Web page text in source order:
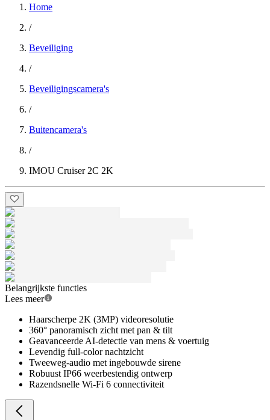
Home
/
Beveiliging
/
Beveiligingscamera's
/
Buitencamera's
/
IMOU Cruiser 2C 2K
Belangrijkste functies
Lees meer
Haarscherpe 2K (3MP) videoresolutie
360° panoramisch zicht met pan & tilt
Geavanceerde AI-detectie van mens & voertuig
Levendig full-color nachtzicht
Tweeweg-audio met ingebouwde sirene
Robuust IP66 weerbestendig ontwerp
Razendsnelle Wi-Fi 6 connectiviteit